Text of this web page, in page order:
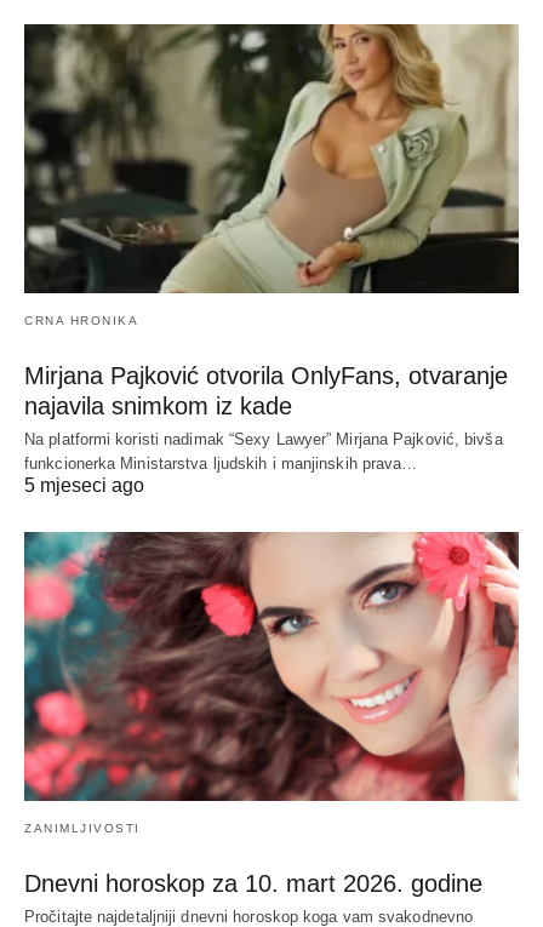
CRNA HRONIKA
Mirjana Pajković otvorila OnlyFans, otvaranje
najavila snimkom iz kade
Na platformi koristi nadimak “Sexy Lawyer” Mirjana Pajković, bivša
funkcionerka Ministarstva ljudskih i manjinskih prava…
5 mjeseci ago
ZANIMLJIVOSTI
Dnevni horoskop za 10. mart 2026. godine
Pročitajte najdetaljniji dnevni horoskop koga vam svakodnevno